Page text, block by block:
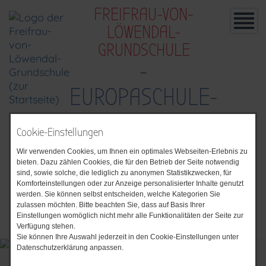
Cookie-Einstellungen
Wir verwenden Cookies, um Ihnen ein optimales Webseiten-Erlebnis zu
bieten. Dazu zählen Cookies, die für den Betrieb der Seite notwendig
sind, sowie solche, die lediglich zu anonymen Statistikzwecken, für
Komforteinstellungen oder zur Anzeige personalisierter Inhalte genutzt
werden. Sie können selbst entscheiden, welche Kategorien Sie
zulassen möchten. Bitte beachten Sie, dass auf Basis Ihrer
Einstellungen womöglich nicht mehr alle Funktionalitäten der Seite zur
Verfügung stehen.
Sie können Ihre Auswahl jederzeit in den Cookie-Einstellungen unter
Datenschutzerklärung anpassen.
FREIFRAU-VON-
LÖWENDAL-
GRUNDSCHULE
-
EUROPASCHULE-